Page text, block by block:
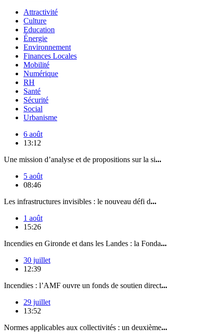
Attractivité
Culture
Education
Énergie
Environnement
Finances Locales
Mobilité
Numérique
RH
Santé
Sécurité
Social
Urbanisme
6 août
13:12
Une mission d’analyse et de propositions sur la si...
5 août
08:46
Les infrastructures invisibles : le nouveau défi d...
1 août
15:26
Incendies en Gironde et dans les Landes : la Fonda...
30 juillet
12:39
Incendies : l’AMF ouvre un fonds de soutien direct...
29 juillet
13:52
Normes applicables aux collectivités : un deuxième...